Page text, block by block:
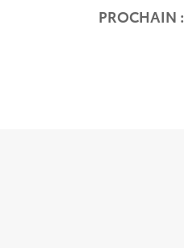
PROCHAIN :